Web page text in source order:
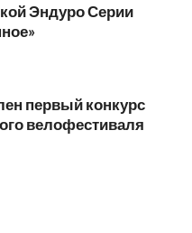
Эндуро Серии
первый конкурс
велофестиваля